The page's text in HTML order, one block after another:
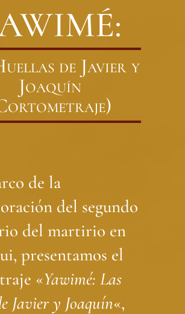
de Javier y
Joaquín
de la
del segundo
del martirio en
presentamos el
«Yawimé: Las
Javier y Joaquín«,